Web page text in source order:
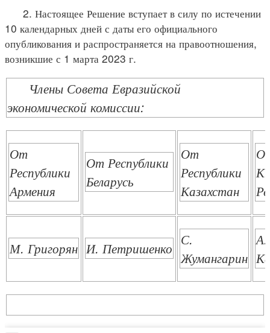
2. Настоящее Решение вступает в силу по истечении
10 календарных дней с даты его официального
опубликования и распространяется на правоотношения,
возникшие с 1 марта 2023 г.
Члены Совета Евразийской
экономической комиссии:
От
Республики
Армения
От Республики
Беларусь
От
Республики
Казахстан
М. Григорян И. Петришенко С.
Жумангарин
А.